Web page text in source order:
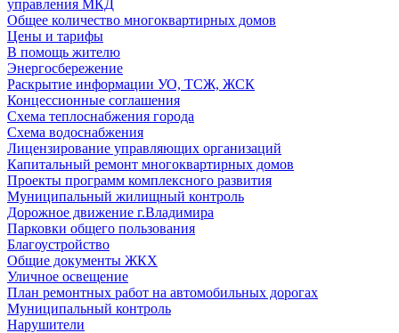
управления МКД
Общее количество многоквартирных домов
Цены и тарифы
В помощь жителю
Энергосбережение
Раскрытие информации УО, ТСЖ, ЖСК
Концессионные соглашения
Схема теплоснабжения города
Схема водоснабжения
Лицензирование управляющих организаций
Капитальный ремонт многоквартирных домов
Проекты программ комплексного развития
Муниципальный жилищный контроль
Дорожное движение г.Владимира
Парковки общего пользования
Благоустройство
Общие документы ЖКХ
Уличное освещение
План ремонтных работ на автомобильных дорогах
Муниципальный контроль
Нарушители